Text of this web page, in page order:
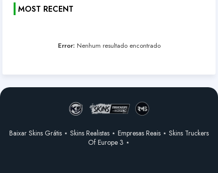
MOST RECENT
Error: Nenhum resultado encontrado
Baixar Skins Grátis ⋆ Skins Realistas ⋆ Empresas Reais ⋆ Skins Truckers
Of Europe 3 ⋆